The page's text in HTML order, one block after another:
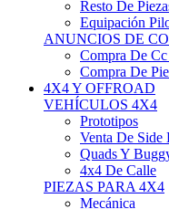
Resto De
Equipación
ANUNCIOS DE
Compra De
Compra De
4X4 Y OFFROAD
VEHÍCULOS 4X4
Prototipos
Venta De Side
Quads Y
4x4 De Calle
PIEZAS PARA 4X4
Mecánica